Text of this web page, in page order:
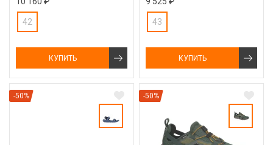
42
КУПИТЬ
43
КУПИТЬ
-50% -50%